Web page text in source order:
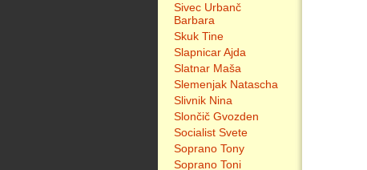
Sivec Urbanč
Barbara
Skuk Tine
Slapnicar Ajda
Slatnar Maša
Slemenjak Natascha
Slivnik Nina
Slončič Gvozden
Socialist Svete
Soprano Tony
Soprano Toni